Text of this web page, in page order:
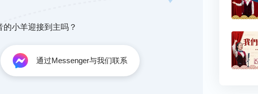
陪伴他左右，只愿跟随、陪伴他左右，你只
、唯一的神。
导，对你的供应、看顾与保守，不再抗拒，
排，对你的主宰与安排，你只愿跟随、陪伴
的小羊迎接到主吗？
通过Messenger与我们联系